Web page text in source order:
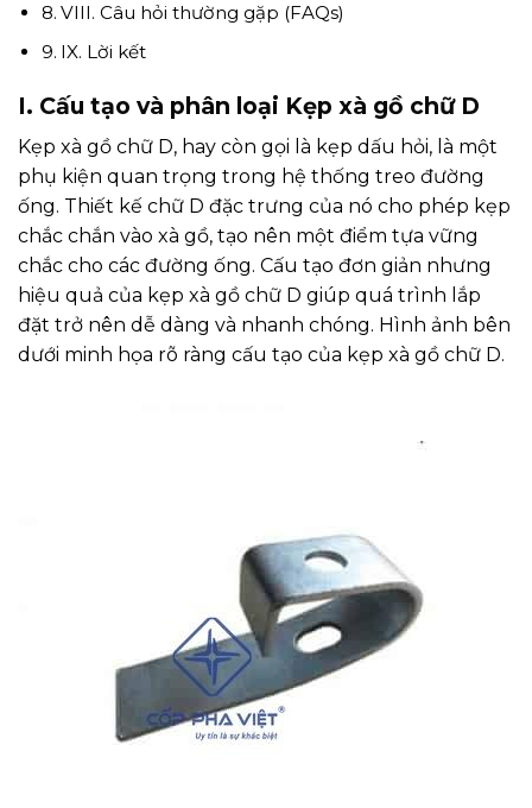
VIII. Câu hỏi thường gặp (FAQs)
IX. Lời kết
I. Cấu tạo và phân loại Kẹp xà gồ chữ D
Kẹp xà gồ chữ D, hay còn gọi là kẹp dấu hỏi, là một
phụ kiện quan trọng trong hệ thống treo đường
ống. Thiết kế chữ D đặc trưng của nó cho phép kẹp
chắc chắn vào xà gồ, tạo nên một điểm tựa vững
chắc cho các đường ống. Cấu tạo đơn giản nhưng
hiệu quả của kẹp xà gồ chữ D giúp quá trình lắp
đặt trở nên dễ dàng và nhanh chóng. Hình ảnh bên
dưới minh họa rõ ràng cấu tạo của kẹp xà gồ chữ D.